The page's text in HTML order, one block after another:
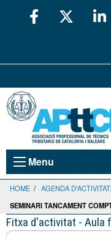
Menu
HOME / AGENDA
SEMINARI TANCAMENT
Fitxa d'activitat - Aula